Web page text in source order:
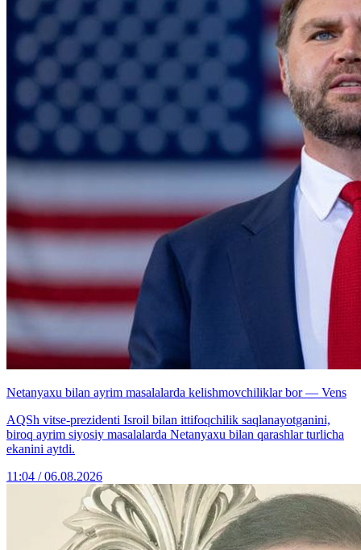
Netanyaxu bilan ayrim masalalarda kelishmovchiliklar bor — Vens
AQSh vitse-prezidenti Isroil bilan ittifoqchilik saqlanayotganini,
biroq ayrim siyosiy masalalarda Netanyaxu bilan qarashlar turlicha
ekanini aytdi.
11:04 / 06.08.2026